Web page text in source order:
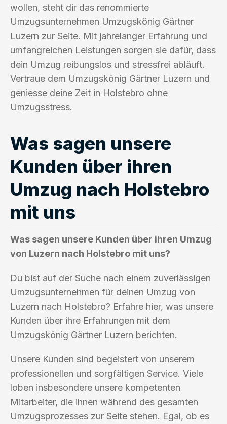
wollen, steht dir das renommierte
Umzugsunternehmen Umzugskönig Gärtner
Luzern zur Seite. Mit jahrelanger Erfahrung und
umfangreichen Leistungen sorgen sie dafür, dass
dein Umzug reibungslos und stressfrei abläuft.
Vertraue dem Umzugskönig Gärtner Luzern und
geniesse deine Zeit in Holstebro ohne
Umzugsstress.
Was sagen unsere
Kunden über ihren
Umzug nach Holstebro
mit uns
Was sagen unsere Kunden über ihren Umzug
von Luzern nach Holstebro mit uns?
Du bist auf der Suche nach einem zuverlässigen
Umzugsunternehmen für deinen Umzug von
Luzern nach Holstebro? Erfahre hier, was unsere
Kunden über ihre Erfahrungen mit dem
Umzugskönig Gärtner Luzern berichten.
Unsere Kunden sind begeistert von unserem
professionellen und sorgfältigen Service. Viele
loben insbesondere unsere kompetenten
Mitarbeiter, die ihnen während des gesamten
Umzugsprozesses zur Seite stehen. Egal, ob es